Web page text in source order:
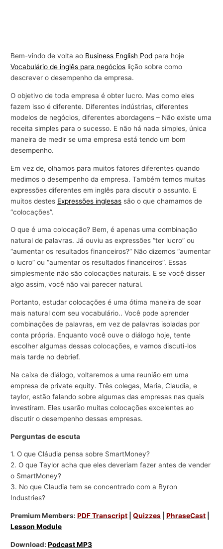
Bem-vindo de volta ao Business English Pod para hoje
Vocabulário de inglês para negócios lição sobre como
descrever o desempenho da empresa.
O objetivo de toda empresa é obter lucro. Mas como eles
fazem isso é diferente. Diferentes indústrias, diferentes
modelos de negócios, diferentes abordagens – Não existe uma
receita simples para o sucesso. E não há nada simples, única
maneira de medir se uma empresa está tendo um bom
desempenho.
Em vez de, olhamos para muitos fatores diferentes quando
medimos o desempenho da empresa. Também temos muitas
expressões diferentes em inglês para discutir o assunto. E
muitos destes Expressões inglesas são o que chamamos de
“colocações”.
O que é uma colocação? Bem, é apenas uma combinação
natural de palavras. Já ouviu as expressões “ter lucro” ou
“aumentar os resultados financeiros?” Não dizemos “aumentar
o lucro” ou “aumentar os resultados financeiros”. Essas
simplesmente não são colocações naturais. E se você disser
algo assim, você não vai parecer natural.
Portanto, estudar colocações é uma ótima maneira de soar
mais natural com seu vocabulário.. Você pode aprender
combinações de palavras, em vez de palavras isoladas por
conta própria. Enquanto você ouve o diálogo hoje, tente
escolher algumas dessas colocações, e vamos discuti-los
mais tarde no debrief.
Na caixa de diálogo, voltaremos a uma reunião em uma
empresa de private equity. Três colegas, Maria, Claudia, e
taylor, estão falando sobre algumas das empresas nas quais
investiram. Eles usarão muitas colocações excelentes ao
discutir o desempenho dessas empresas.
Perguntas de escuta
1. O que Cláudia pensa sobre SmartMoney?
2. O que Taylor acha que eles deveriam fazer antes de vender
o SmartMoney?
3. No que Claudia tem se concentrado com a Byron
Industries?
Premium Members:PDF Transcript |Quizzes |PhraseCast
Lesson Module
Download:Podcast MP3